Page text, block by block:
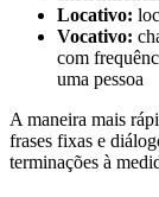
Locativo:
Vocativo:
com
uma pessoa
A maneira mais
frases fixas e
terminações à